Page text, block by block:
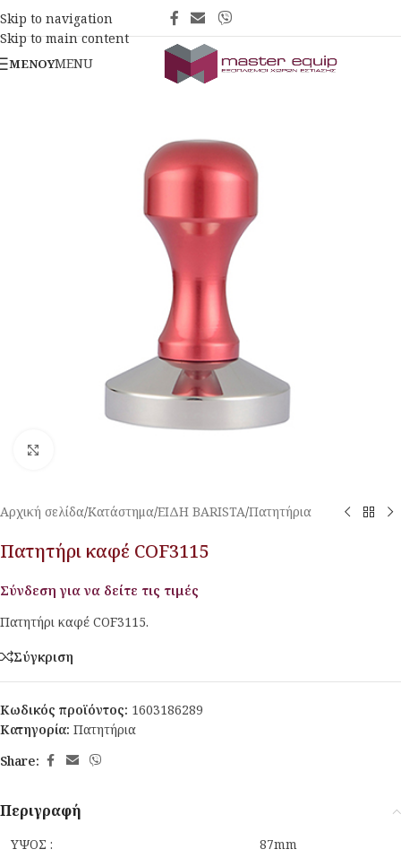
Skip to navigation
Skip to main content
ΜΕΝΟΎMENU
Αρχική σελίδα/Κατάστημα/ΕΙΔΗ BARISTA/Πατητήρια
Πατητήρι καφέ COF3115
Σύνδεση για να δείτε τις τιμές
Πατητήρι καφέ COF3115.
Σύγκριση
Κωδικός προϊόντος: 1603186289
Κατηγορία: Πατητήρια
Share:
Περιγραφή
ΥΨΟΣ : 87mm